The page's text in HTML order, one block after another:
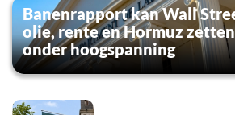
Banenrapport kan Wall
olie, rente en Hormuz
onder hoogspanning